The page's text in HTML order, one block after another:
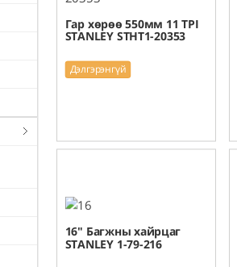
Гар хөрөө 550мм 11 TPI
STANLEY STHT1-20353
Дэлгэрэнгүй
16" Багжны хайрцаг
STANLEY 1-79-216